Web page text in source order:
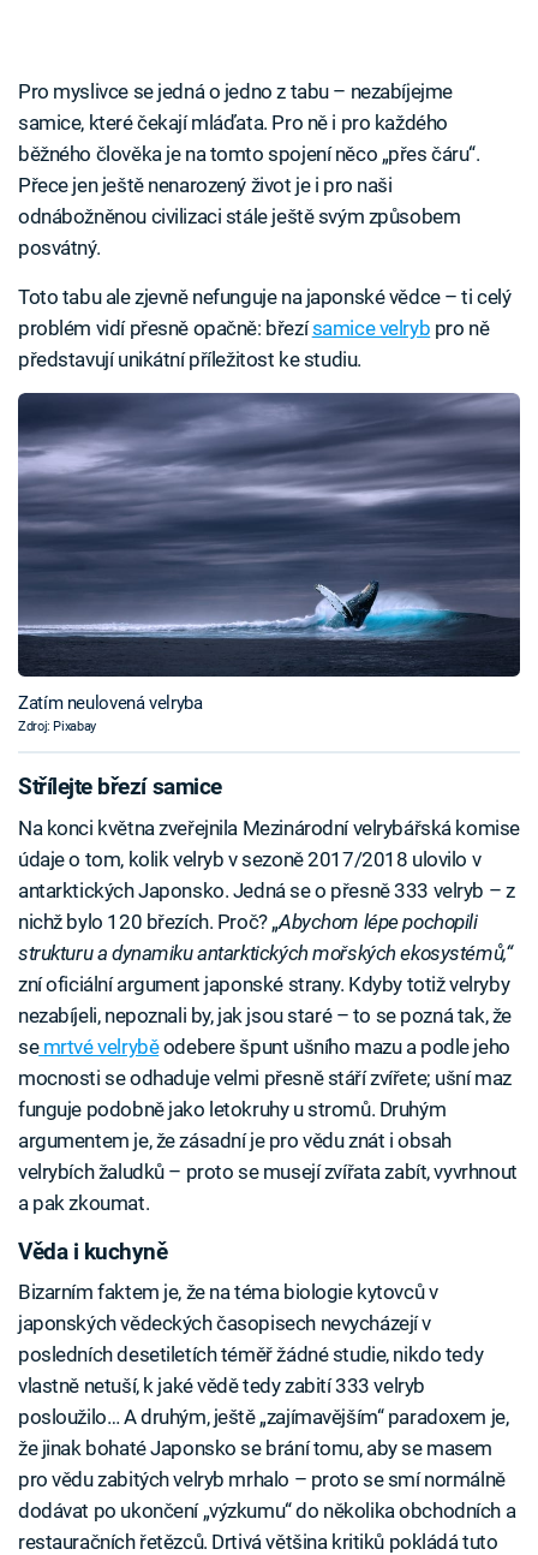
Pro myslivce se jedná o jedno z tabu – nezabíjejme
samice, které čekají mláďata. Pro ně i pro každého
běžného člověka je na tomto spojení něco „přes čáru“.
Přece jen ještě nenarozený život je i pro naši
odnábožněnou civilizaci stále ještě svým způsobem
posvátný.
Toto tabu ale zjevně nefunguje na japonské vědce – ti celý
problém vidí přesně opačně: březísamice velryb pro ně
představují unikátní příležitost ke studiu.
Zatím neulovená velryba
Zdroj: Pixabay
Střílejte březí samice
Na konci května zveřejnila Mezinárodní velrybářská komise
údaje o tom, kolik velryb v sezoně 2017/2018 ulovilo v
antarktických Japonsko. Jedná se o přesně 333 velryb – z
nichž bylo 120 březích. Proč? „Abychom lépe pochopili
strukturu a dynamiku antarktických mořských ekosystémů,“
zní oficiální argument japonské strany. Kdyby totiž velryby
nezabíjeli, nepoznali by, jak jsou staré – to se pozná tak, že
semrtvé velryběodebere špunt ušního mazu a podle jeho
mocnosti se odhaduje velmi přesně stáří zvířete; ušní maz
funguje podobně jako letokruhy u stromů. Druhým
argumentem je, že zásadní je pro vědu znát i obsah
velrybích žaludků – proto se musejí zvířata zabít, vyvrhnout
a pak zkoumat.
Věda i kuchyně
Bizarním faktem je, že na téma biologie kytovců v
japonských vědeckých časopisech nevycházejí v
posledních desetiletích téměř žádné studie, nikdo tedy
vlastně netuší, k jaké vědě tedy zabití 333 velryb
posloužilo… A druhým, ještě „zajímavějším“ paradoxem je,
že jinak bohaté Japonsko se brání tomu, aby se masem
pro vědu zabitých velryb mrhalo – proto se smí normálně
dodávat po ukončení „výzkumu“ do několika obchodních a
restauračních řetězců. Drtivá většina kritiků pokládá tuto